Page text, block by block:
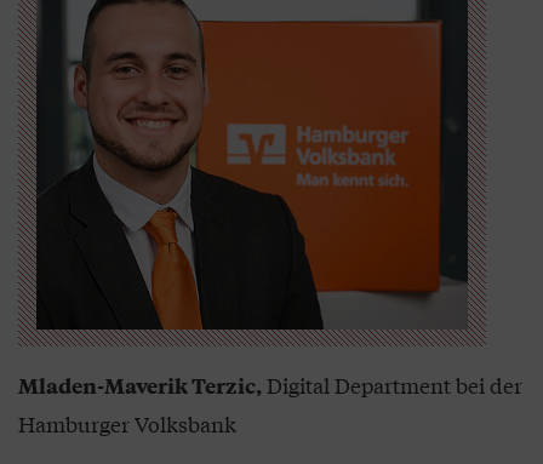
Mladen-Maverik Terzic, Digital Department bei der
Hamburger Volksbank